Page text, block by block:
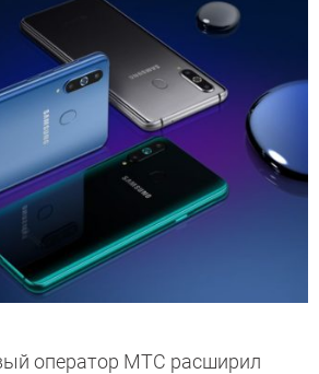
оператор МТС расширил